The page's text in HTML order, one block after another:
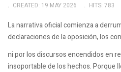
CREATED: 19 MAY 2026
HITS: 783
La narrativa oficial comienza a
declaraciones de la oposición, los
ni por los discursos encendidos en
insoportable de los hechos. Porque